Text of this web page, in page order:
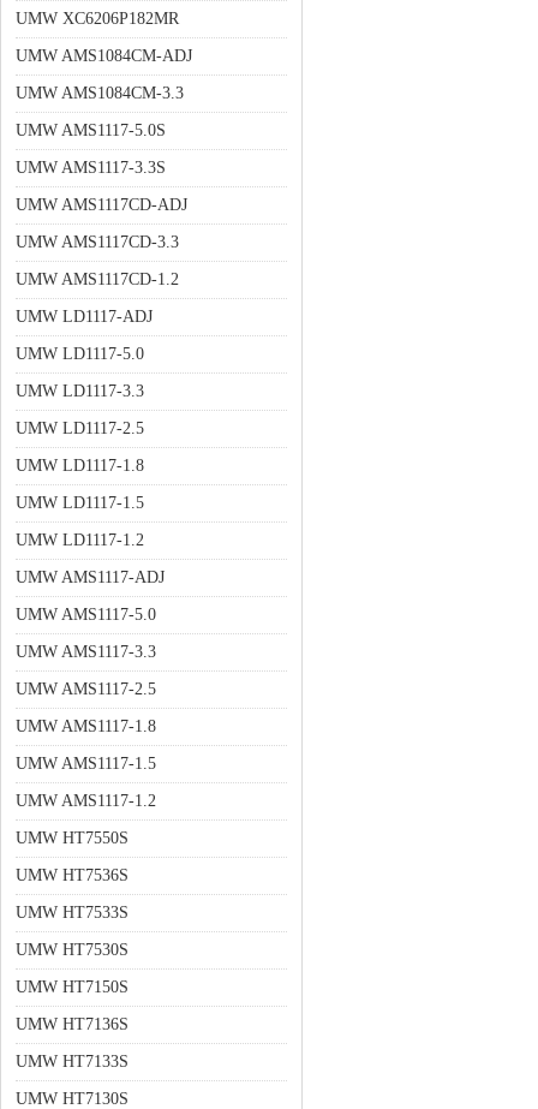
UMW XC6206P182MR
UMW AMS1084CM-ADJ
UMW AMS1084CM-3.3
UMW AMS1117-5.0S
UMW AMS1117-3.3S
UMW AMS1117CD-ADJ
UMW AMS1117CD-3.3
UMW AMS1117CD-1.2
UMW LD1117-ADJ
UMW LD1117-5.0
UMW LD1117-3.3
UMW LD1117-2.5
UMW LD1117-1.8
UMW LD1117-1.5
UMW LD1117-1.2
UMW AMS1117-ADJ
UMW AMS1117-5.0
UMW AMS1117-3.3
UMW AMS1117-2.5
UMW AMS1117-1.8
UMW AMS1117-1.5
UMW AMS1117-1.2
UMW HT7550S
UMW HT7536S
UMW HT7533S
UMW HT7530S
UMW HT7150S
UMW HT7136S
UMW HT7133S
UMW HT7130S